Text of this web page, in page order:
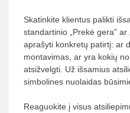
Skatinkite klientus palikti
standartinio „Prekė gera”
aprašyti konkretų patirtį: ar
montavimas, ar yra kokių
atsižvelgti. Už išsamius
simbolines nuolaidas
Reaguokite į visus